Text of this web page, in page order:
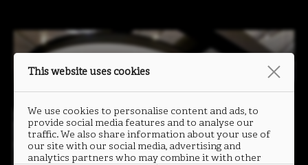
This website uses cookies
We use cookies to personalise content and ads, to
provide social media features and to analyse our
traffic. We also share information about your use of
our site with our social media, advertising and
analytics partners who may combine it with other